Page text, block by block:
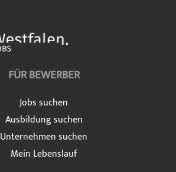
FÜR BEWERBER
Jobs suchen
Ausbildung suchen
Unternehmen suchen
Mein Lebenslauf